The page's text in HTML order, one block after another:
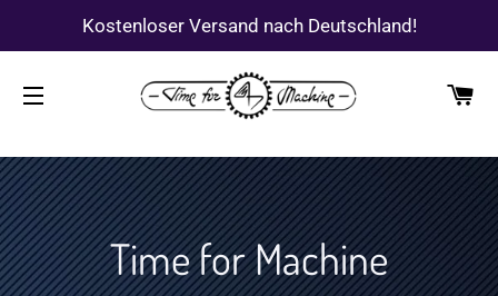
Kostenloser Versand nach Deutschland!
Time for Machine